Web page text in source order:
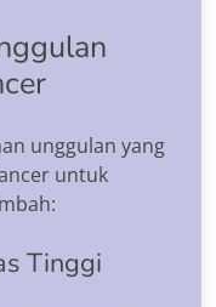
unggulan yang
untuk
Tinggi